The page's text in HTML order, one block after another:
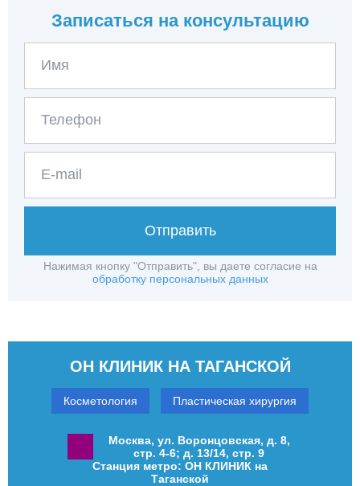
Записаться на консультацию
Отправить
Нажимая кнопку "Отправить", вы даете согласие на
обработку персональных данных
ОН КЛИНИК НА ТАГАНСКОЙ
Косметология Пластическая хирургия
Москва, ул. Воронцовская, д. 8,
стр. 4-6; д. 13/14, стр. 9
Станция метро: ОН КЛИНИК на
Таганской